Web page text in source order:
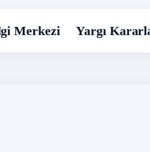
Merkezi Yargı